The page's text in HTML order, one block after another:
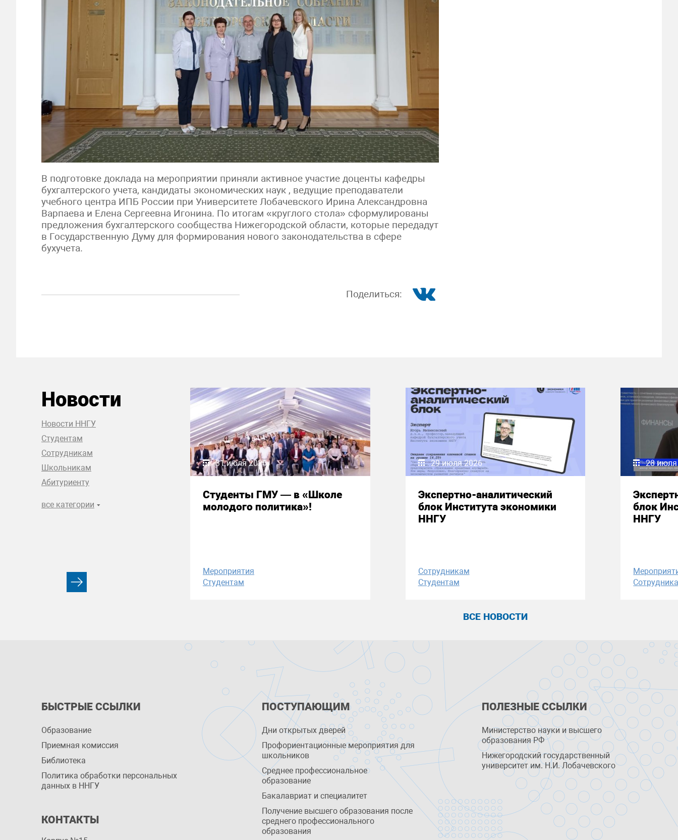
В подготовке доклада на мероприятии приняли активное участие доценты кафедры
бухгалтерского учета, кандидаты экономических наук , ведущие преподаватели
учебного центра ИПБ России при Университете Лобачевского Ирина Александровна
Варпаева и Елена Сергеевна Игонина. По итогам «круглого стола» сформулированы
предложения бухгалтерского сообщества Нижегородской области, которые передадут
в Государственную Думу для формирования нового законодательства в сфере
бухучета.
Поделиться:
Новости
Новости ННГУ
Студентам
Сотрудникам
Школьникам
Абитуриенту
все категории
31 июля 2026
Студенты ГМУ — в «Школе
молодого политика»!
Мероприятия
Студентам
29 июля 2026
Экспертно-аналитический
блок Института экономики
ННГУ
Сотрудникам
Студентам
28
блок
ННГУ
ВСЕ НОВОСТИ
БЫСТРЫЕ ССЫЛКИ
Образование
Приемная комиссия
Библиотека
Политика обработки персональных
данных в ННГУ
КОНТАКТЫ
ПОСТУПАЮЩИМ
Дни открытых дверей
Профориентационные мероприятия для
школьников
Среднее профессиональное
образование
Бакалавриат и специалитет
Получение высшего образования после
среднего профессионального
образования
ПОЛЕЗНЫЕ ССЫЛКИ
Министерство науки и высшего
образования РФ
Нижегородский государственный
университет им. Н.И. Лобачевского